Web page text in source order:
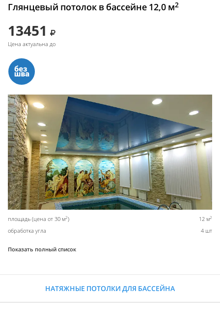
Глянцевый потолок в бассейне 12,0 м2
13451
Цена актуальна до
площадь (цена от 30 м2) 12 м2
обработка угла 4 шт
Показать полный список
НАТЯЖНЫЕ ПОТОЛКИ ДЛЯ БАССЕЙНА